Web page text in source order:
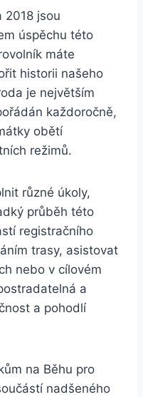
2018 jsou
úspěchu této
máte
historii našeho
je největším
každoročně,
obětí
režimů.
různé úkoly,
průběh této
registračního
trasy, asistovat
nebo v cílovém
a
a pohodlí
na Běhu pro
nadšeného